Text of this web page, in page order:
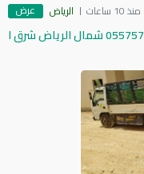
منذ 10 ساعات الرياض عرض
دينا طش اثاث قديم بالرياض 0557573607 شمال الرياض شرق ا